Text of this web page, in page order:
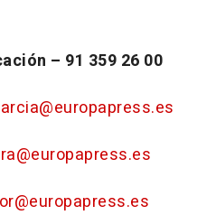
– 91 359 26 00